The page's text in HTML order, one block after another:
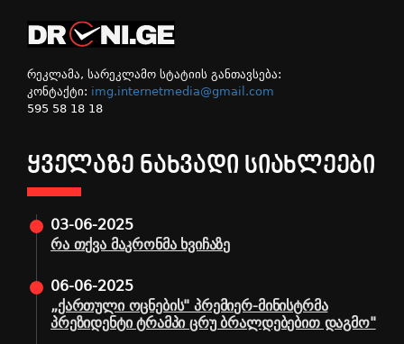
რეკლამა, სარეკლამო სტატიის განთავსება:
კონტაქტი: img.internetmedia@gmail.com
595 58 18 18
ᲧᲕᲔᲚᲐᲖᲔ ᲜᲐᲮᲕᲐᲓᲘ ᲡᲘᲐᲮᲚᲔᲔᲑᲘ
03-06-2025
რა თქვა მაკრონმა ხვიჩაზე
06-06-2025
„ქართული ოცნების" პრემიერ-მინისტრმა
პრეზიდენტი ტრამპი ცრუ ბრალდებებით დაგმო"